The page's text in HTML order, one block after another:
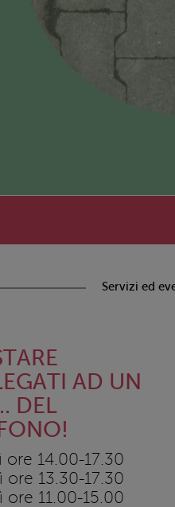
Servizi ed
AD UN
DEL
ore 14.00-17.30
ore 13.30-17.30
ore 11.00-15.00